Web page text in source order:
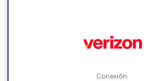
Conexión: